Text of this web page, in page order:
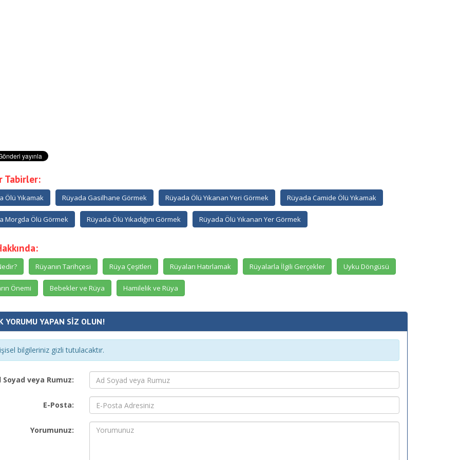
Tabirler:
Ölü Yıkamak Rüyada Gasilhane Görmek Rüyada Ölü Yıkanan Yeri Görmek Rüyada Camide Ölü Yıkamak
Morgda Ölü Görmek Rüyada Ölü Yıkadığını Görmek Rüyada Ölü Yıkanan Yer Görmek
Rüyanın Tarihçesi Rüya Çeşitleri Rüyaları Hatırlamak Rüyalarla İlgili Gerçekler Uyku Döngüsü
Önemi Bebekler ve Rüya Hamilelik ve Rüya
YORUMU YAPAN SİZ OLUN!
bilgileriniz gizli tutulacaktır.
Soyad veya Rumuz:
E-Posta:
Yorumunuz: